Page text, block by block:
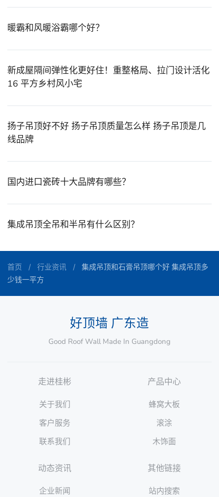
暖霸和风暖浴霸哪个好？
新成屋隔间弹性化更好住！重整格局、拉门设计活化
16 平方乡村风小宅
扬子吊顶好不好 扬子吊顶质量怎么样 扬子吊顶是几
线品牌
国内进口瓷砖十大品牌有哪些？
集成吊顶全吊和半吊有什么区别？
首页 行业资讯
集成吊顶和石膏吊顶哪个好 集成吊顶多
少钱一平方
好顶墙 广东造
Good Roof Wall Made In Guangdong
走进桂彬
关于我们
客户服务
联系我们
产品中心
蜂窝大板
滚涂
木饰面
动态资讯
企业新闻
其他链接
站内搜索